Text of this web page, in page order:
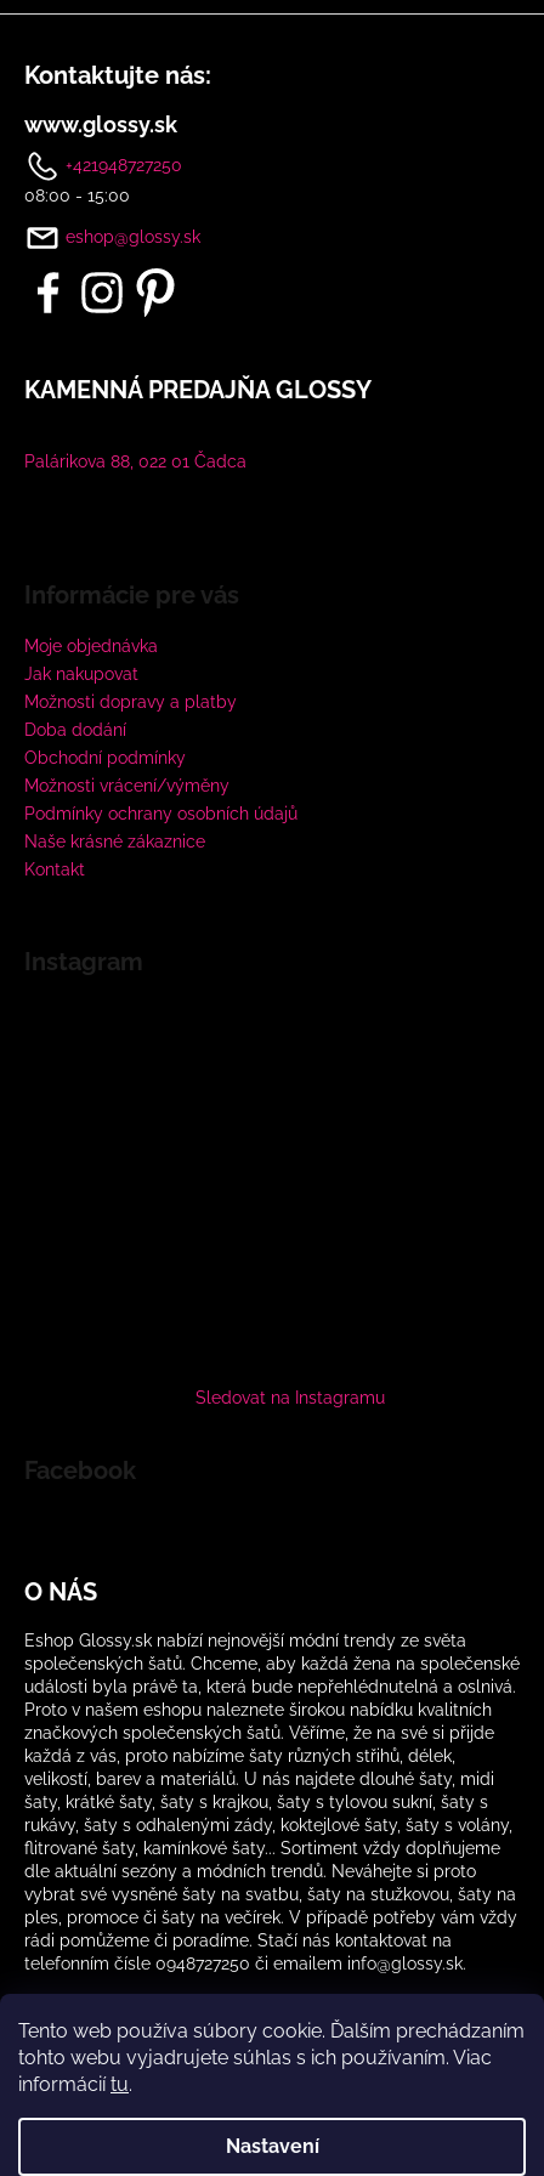
Tento web používa súbory cookie. Ďalším prechádzaním
tohto webu vyjadrujete súhlas s ich používaním. Viac
informáciítu.
Nastavení
Kontaktujte nás:
www.glossy.sk
+421948727250
08:00 - 15:00
eshop@glossy.sk
KAMENNÁ PREDAJŇA GLOSSY
Palárikova 88, 022 01 Čadca
Informácie pre vás
Moje objednávka
Jak nakupovat
Možnosti dopravy a platby
Doba dodání
Obchodní podmínky
Možnosti vrácení/výměny
Podmínky ochrany osobních údajů
Naše krásné zákaznice
Kontakt
Instagram
Sledovat na Instagramu
Facebook
O NÁS
Eshop Glossy.sk nabízí nejnovější módní trendy ze světa
společenských šatů. Chceme, aby každá žena na společenské
události byla právě ta, která bude nepřehlédnutelná a oslnivá.
Proto v našem eshopu naleznete širokou nabídku kvalitních
značkových společenských šatů. Věříme, že na své si přijde
každá z vás, proto nabízíme šaty různých střihů, délek,
velikostí, barev a materiálů. U nás najdete dlouhé šaty, midi
šaty, krátké šaty, šaty s krajkou, šaty s tylovou sukní, šaty s
rukávy, šaty s odhalenými zády, koktejlové šaty, šaty s volány,
flitrované šaty, kamínkové šaty... Sortiment vždy doplňujeme
dle aktuální sezóny a módních trendů. Neváhejte si proto
vybrat své vysněné šaty na svatbu, šaty na stužkovou, šaty na
ples, promoce či šaty na večírek. V případě potřeby vám vždy
rádi pomůžeme či poradíme. Stačí nás kontaktovat na
telefonním čísle 0948727250 či emailem info@glossy.sk.
Kamenná prodejna otevírací doba CZ